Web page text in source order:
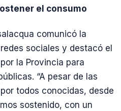
el consumo
comunicó la
sociales y destacó el
la Provincia para
“A pesar de las
todos conocidas, desde
sostenido, con un